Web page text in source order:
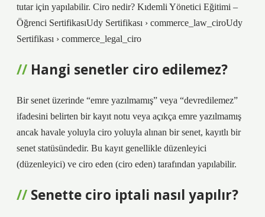
tutar için yapılabilir. Ciro nedir? Kıdemli Yönetici Eğitimi –
Öğrenci SertifikasıUdy Sertifikası › commerce_law_ciroUdy
Sertifikası › commerce_legal_ciro
Hangi senetler ciro edilemez?
Bir senet üzerinde “emre yazılmamış” veya “devredilemez”
ifadesini belirten bir kayıt notu veya açıkça emre yazılmamış
ancak havale yoluyla ciro yoluyla alınan bir senet, kayıtlı bir
senet statüsündedir. Bu kayıt genellikle düzenleyici
(düzenleyici) ve ciro eden (ciro eden) tarafından yapılabilir.
Senette ciro iptali nasıl yapılır?